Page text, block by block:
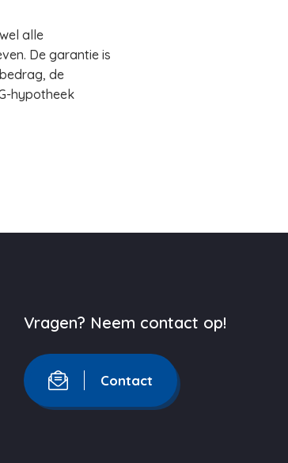
alle
De garantie is
de
hypotheek
Vragen? Neem contact op!
Contact